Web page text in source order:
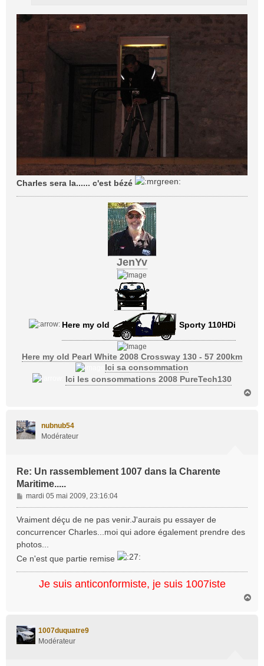
Charles sera la...... c'est bézé
JenYv
Here my old Sporty 110HDi
Here my old Pearl White 2008 Crossway 130 - 57 200km
Ici sa consommation
Ici les consommations 2008 PureTech130
nubnub54
Modérateur
Re: Un rassemblement 1007 dans la Charente
Maritime.....
M
e
s
g
e
mardi 05 mai 2009, 23:16:04
Vraiment déçu de ne pas venir.J'aurais pu essayer de
concurrencer Charles...moi qui adore également prendre des
photos...
Ce n'est que partie remise
Je suis anticonformiste, je suis 1007iste
1007duquatre9
Modérateur